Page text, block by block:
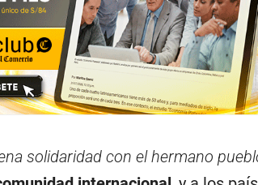
solidaridad con el hermano